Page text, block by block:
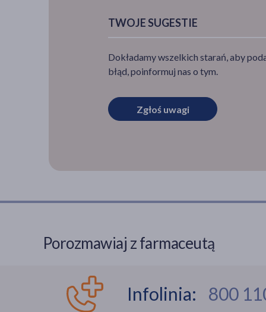
TWOJE SUGESTIE
Dokładamy wszelkich starań, aby
błąd, poinformuj nas o tym.
Zgłoś uwagi
Porozmawiaj z farmaceutą
Infolinia: 800